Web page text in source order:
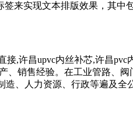
来实现文本排版效果，其中包
接,许昌upvc内丝补芯,许昌
、销售经验。在工业管路、
造、人力资源、行政等遍及全